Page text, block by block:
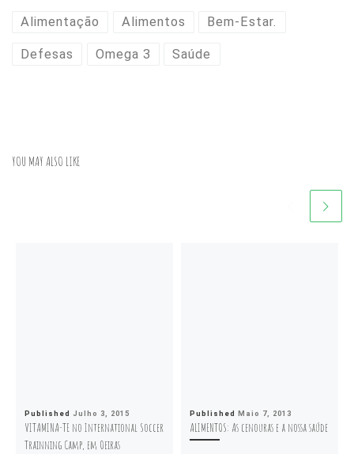
Alimentação Alimentos Bem-Estar.
Defesas Omega 3 Saúde
YOU MAY ALSO LIKE
Published Julho 3, 2015
VITAMINA-TE no International Soccer
Trainning Camp, em Oeiras
Published Maio 7, 2013
ALIMENTOS: As cenouras e a nossa saúde